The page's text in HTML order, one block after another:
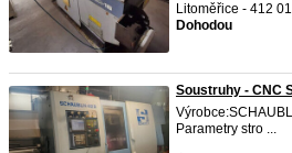
Litoměřice - 412 01
Dohodou
Soustruhy - CNC
Parametry stro ...